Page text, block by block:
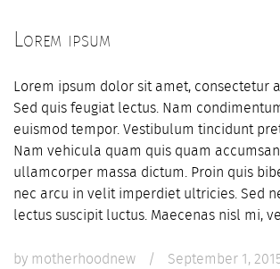
Lorem ipsum
Lorem ipsum dolor sit amet, consectetur
Sed quis feugiat lectus. Nam
euismod tempor. Vestibulum tincidunt
Nam vehicula quam quis quam
ullamcorper massa dictum. Proin quis
nec arcu in velit imperdiet ultricies. Sed
lectus suscipit luctus. Maecenas nisl mi,
by motherhoodnew / September 1,